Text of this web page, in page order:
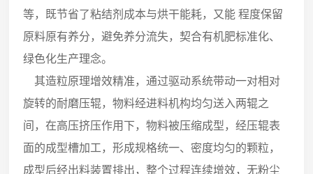
等，既节省了粘结剂成本与烘干能耗，又能 程度保留
原料原有养分，避免养分流失，契合有机肥标准化、
绿色化生产理念。
其造粒原理增效精准，通过驱动系统带动一对相对
旋转的耐磨压辊，物料经进料机构均匀送入两辊之
间，在高压挤压作用下，物料被压缩成型，经压辊表
面的成型槽加工，形成规格统一、密度均匀的颗粒，
成型后经出料装置排出，整个过程连续增效，无粉尘